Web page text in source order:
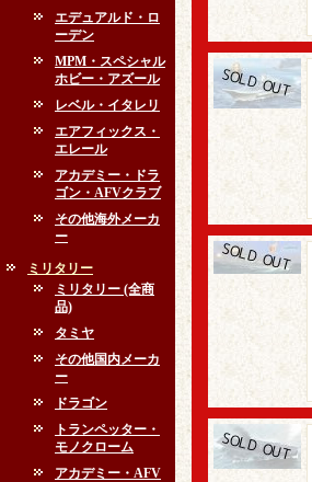
エデュアルド・ロ
ーデン
MPM・スペシャル
ホビー・アズール
レベル・イタレリ
エアフィックス・
エレール
アカデミー・ドラ
ゴン・AFVクラブ
その他海外メーカ
ー
ミリタリー
ミリタリー (全商
品)
タミヤ
その他国内メーカ
ー
ドラゴン
トランペッター・
モノクローム
アカデミー・AFV